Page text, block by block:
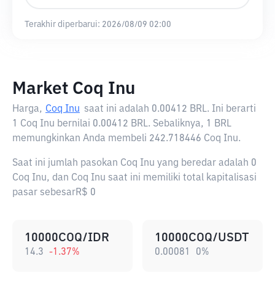
Terakhir diperbarui: 2026/08/09 02:00
Market Coq Inu
Harga, Coq Inu saat ini adalah 0.00412 BRL. Ini berarti
1 Coq Inu bernilai 0.00412 BRL. Sebaliknya, 1 BRL
memungkinkan Anda membeli 242.718446 Coq Inu.
Saat ini jumlah pasokan Coq Inu yang beredar adalah 0
Coq Inu, dan Coq Inu saat ini memiliki total kapitalisasi
pasar sebesarR$ 0
10000COQ/IDR
14.3 -1.37%
10000COQ/USDT
0.00081 0%